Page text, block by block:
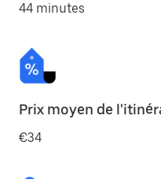
44 minutes
Prix moyen de
€34